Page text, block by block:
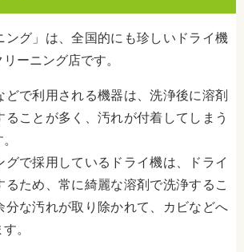
ング」は、全国的にも珍しいドライ機
ーニング店です。
どで利用される機器は、洗浄後に溶剤
ることが多く、汚れが付着してしまう
グで採用しているドライ機は、ドライ
るため、常に綺麗な溶剤で洗浄するこ
分な汚れが取り除かれて、カビなどへ
。